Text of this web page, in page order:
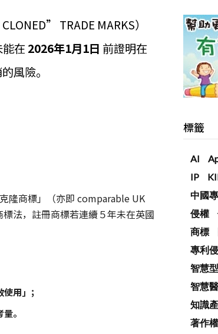
TRADE MARKS）
在 2026年1月1日 前證明在
風險。
隆商標」（亦即 comparable UK
法，註冊商標若連續５年未在英國
用」；
。
標籤
AI
IP
中國
侵權
商標
專利
智慧
智慧
知識
著作權